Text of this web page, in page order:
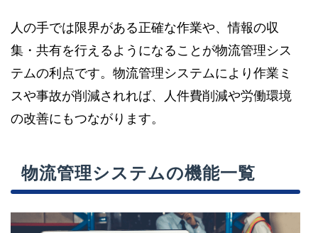
人の手では限界がある正確な作業や、情報の収
集・共有を行えるようになることが物流管理シス
テムの利点です。物流管理システムにより作業ミ
スや事故が削減されれば、人件費削減や労働環境
の改善にもつながります。
物流管理システムの機能一覧